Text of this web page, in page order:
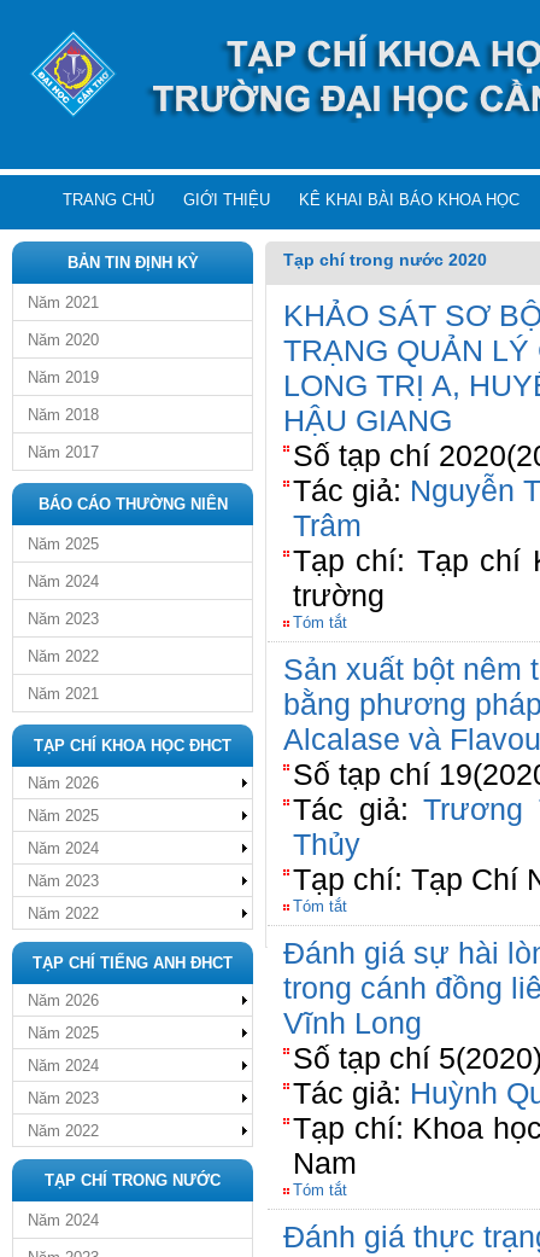
TRANG CHỦ GIỚI THIỆU KÊ KHAI BÀI BÁO KHOA HỌC
BẢN TIN ĐỊNH KỲ
Năm 2021
Năm 2020
Năm 2019
Năm 2018
Năm 2017
BÁO CÁO THƯỜNG NIÊN
Năm 2025
Năm 2024
Năm 2023
Năm 2022
Năm 2021
TẠP CHÍ KHOA HỌC ĐHCT
Năm 2026
Năm 2025
Năm 2024
Năm 2023
Năm 2022
TẠP CHÍ TIẾNG ANH ĐHCT
Năm 2026
Năm 2025
Năm 2024
Năm 2023
Năm 2022
TẠP CHÍ TRONG NƯỚC
Năm 2024
Tạp chí trong nước 2020
KHẢO SÁT SƠ
TRẠNG QUẢN
LONG TRỊ A,
HẬU GIANG
Số tạp chí
Tác giả: Nguyễn
Trâm
Tạp chí: Tạp chí
trường
Tóm tắt
Sản xuất bột nêm
bằng phương
Alcalase và
Số tạp chí
Tác giả: Trương
Thủy
Tạp chí: Tạp Chí
Tóm tắt
Đánh giá sự hài
trong cánh đồng
Vĩnh Long
Số tạp chí
Tác giả: Huỳnh
Tạp chí: Khoa
Nam
Tóm tắt
Đánh giá thực